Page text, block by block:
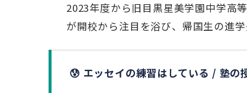
2023年度から旧目黒星美学園中学高
が開校から注目を浴び、帰国生の進
😰 エッセイの練習はしている / 塾の